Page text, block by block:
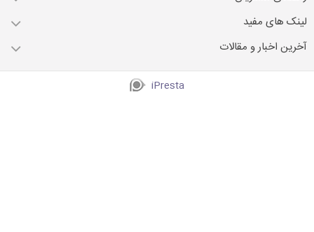
لینک های مفید
آخرین اخبار و مقالات
iPresta